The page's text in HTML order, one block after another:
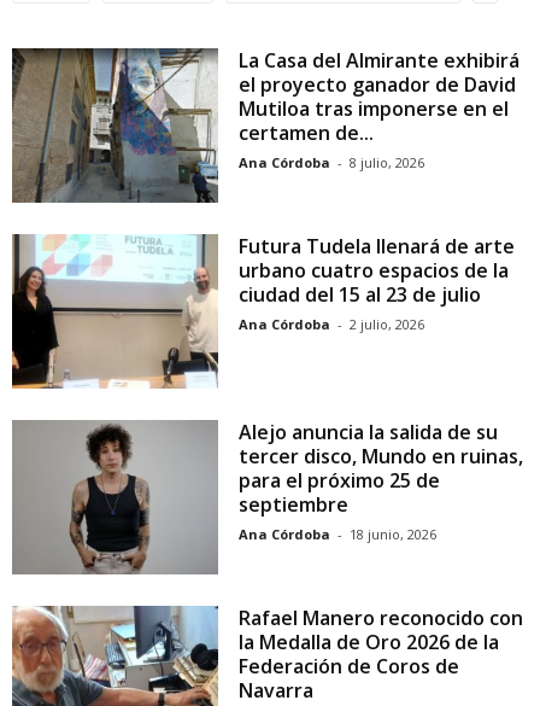
La Casa del Almirante exhibirá
el proyecto ganador de David
Mutiloa tras imponerse en el
certamen de...
Ana Córdoba - 8 julio, 2026
Futura Tudela llenará de arte
urbano cuatro espacios de la
ciudad del 15 al 23 de julio
Ana Córdoba - 2 julio, 2026
Alejo anuncia la salida de su
tercer disco, Mundo en ruinas,
para el próximo 25 de
septiembre
Ana Córdoba - 18 junio, 2026
Rafael Manero reconocido con
la Medalla de Oro 2026 de la
Federación de Coros de
Navarra